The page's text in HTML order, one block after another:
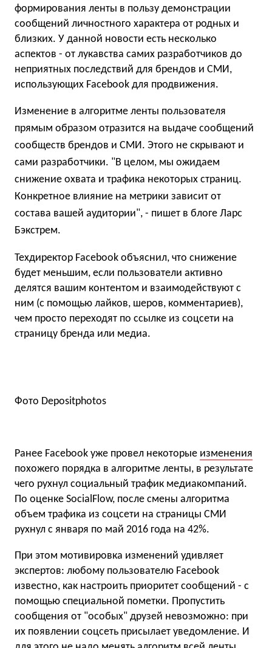
формирования ленты в пользу демонстрации
сообщений личностного характера от родных и
близких. У данной новости есть несколько
аспектов - от лукавства самих разработчиков до
неприятных последствий для брендов и СМИ,
использующих Facebook для продвижения.
Изменение в алгоритме ленты пользователя
прямым образом отразится на выдаче сообщений
сообществ брендов и СМИ. Этого не скрывают и
сами разработчики. "В целом, мы ожидаем
снижение охвата и трафика некоторых страниц.
Конкретное влияние на метрики зависит от
состава вашей аудитории", - пишет в блоге Ларс
Бэкстрем.
Техдиректор Facebook объяснил, что снижение
будет меньшим, если пользователи активно
делятся вашим контентом и взаимодействуют с
ним (с помощью лайков, шеров, комментариев),
чем просто переходят по ссылке из соцсети на
страницу бренда или медиа.
Фото Depositphotos
Ранее Facebook уже провел некоторые изменения
похожего порядка в алгоритме ленты, в результате
чего рухнул социальный трафик медиакомпаний.
По оценке SocialFlow, после смены алгоритма
объем трафика из соцсети на страницы СМИ
рухнул с января по май 2016 года на 42%.
При этом мотивировка изменений удивляет
экспертов: любому пользователю Facebook
известно, как настроить приоритет сообщений - с
помощью специальной пометки. Пропустить
сообщения от "особых" друзей невозможно: при
их появлении соцсеть присылает уведомление. И